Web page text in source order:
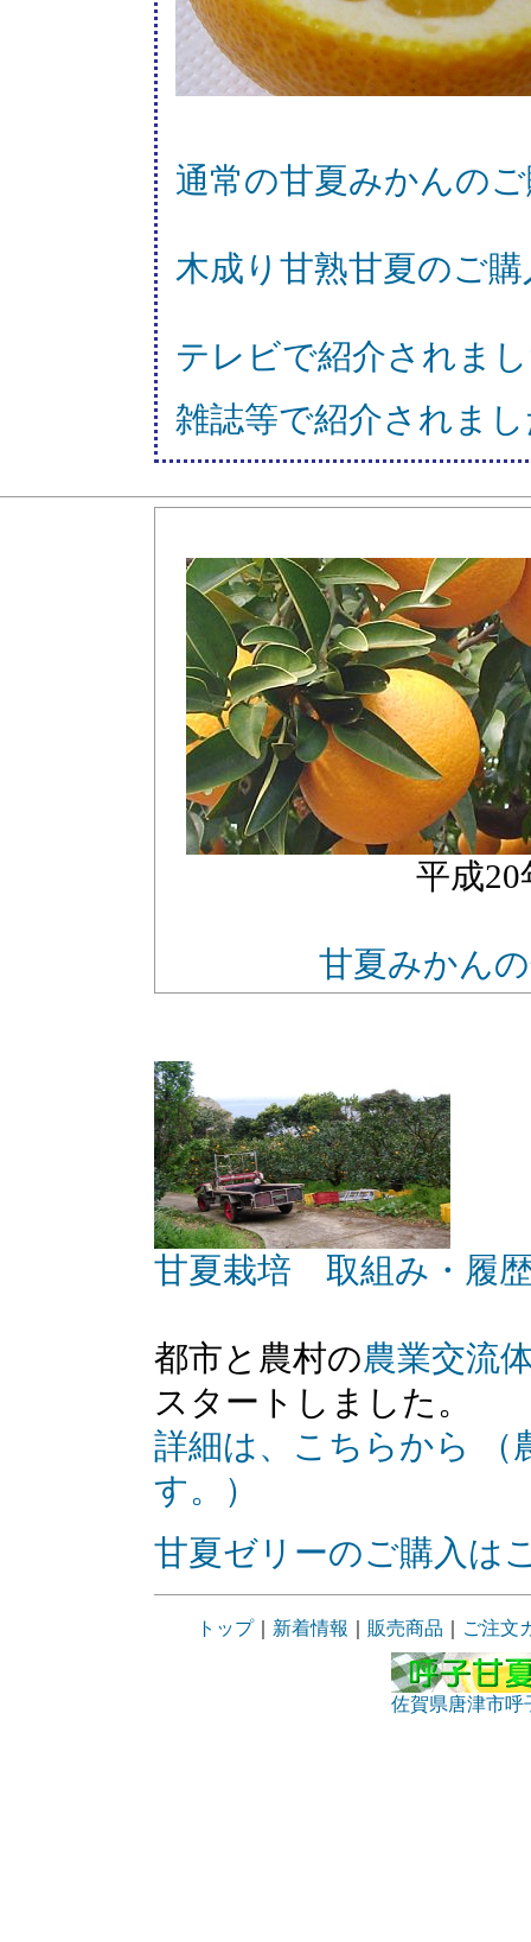
通常の甘夏みかんの
木成り甘熟甘夏のご
テレビで紹介されま
雑誌等で紹介されま
平成20
甘夏みかん
甘夏栽培 取組み・履
都市と農村の農業交流
スタートしました。
詳細は、こちらから （
す。）
甘夏ゼリーのご購入は
トップ｜ 新着情報 販売商品 ご注文
佐賀県唐津市呼